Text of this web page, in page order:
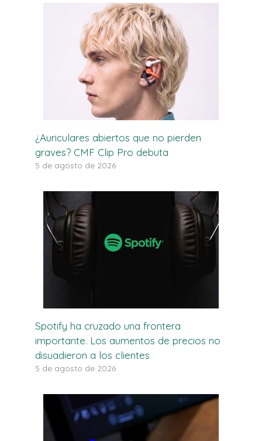
¿Auriculares abiertos que no pierden
graves? CMF Clip Pro debuta
5 de agosto de 2026
Spotify ha cruzado una frontera
importante. Los aumentos de precios no
disuadieron a los clientes
5 de agosto de 2026